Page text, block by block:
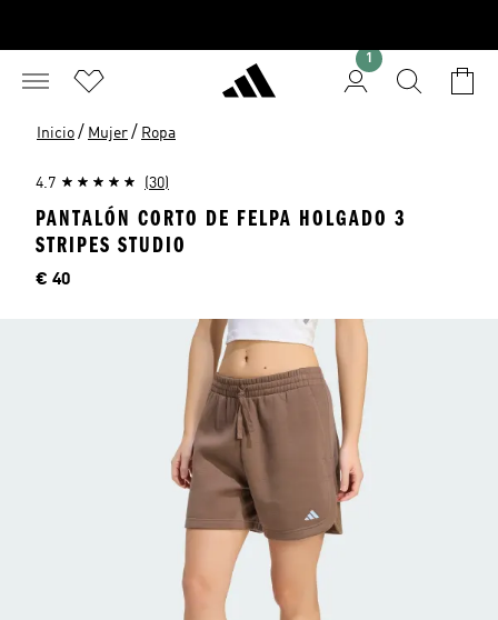
Inicio / Mujer / Ropa
4.7 (30)
PANTALÓN CORTO DE FELPA HOLGADO 3
STRIPES STUDIO
Precio
€ 40